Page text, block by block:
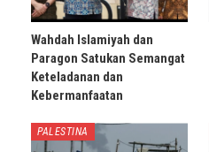
Wahdah Islamiyah dan
Paragon Satukan Semangat
Keteladanan dan
Kebermanfaatan
PALESTINA